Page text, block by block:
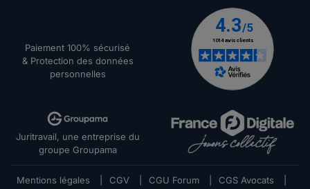
Paiement 100% sécurisé
& Protection des données
personnelles
Juritravail, une entreprise du
groupe Groupama
Mentions légales CGV CGU Forum CGS Avocats